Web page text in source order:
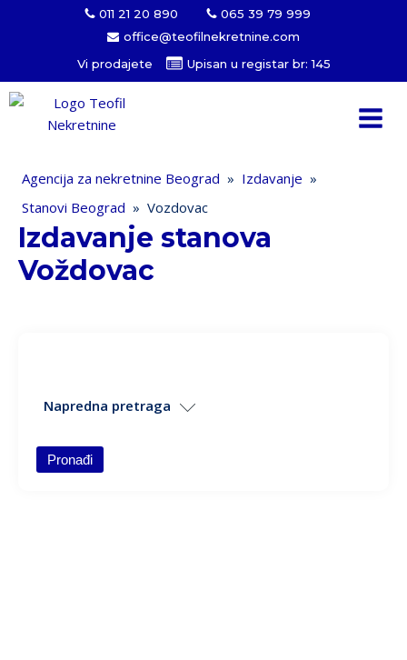
011 21 20 890
065 39 79 999
office@teofilnekretnine.com
Vi prodajete
Upisan u registar br: 145
Agencija za nekretnine Beograd » Izdavanje »
Stanovi Beograd » Vozdovac
Izdavanje stanova
Voždovac
Napredna pretraga
Tip gradnje
Pronađi